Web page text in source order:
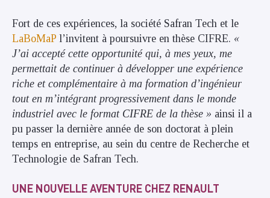
Fort de ces expériences, la société Safran Tech et le
LaBoMaP l’invitent à poursuivre en thèse CIFRE. «
J’ai accepté cette opportunité qui, à mes yeux, me
permettait de continuer à développer une expérience
riche et complémentaire à ma formation d’ingénieur
tout en m’intégrant progressivement dans le monde
industriel avec le format CIFRE de la thèse » ainsi il a
pu passer la dernière année de son doctorat à plein
temps en entreprise, au sein du centre de Recherche et
Technologie de Safran Tech.
UNE NOUVELLE AVENTURE CHEZ RENAULT